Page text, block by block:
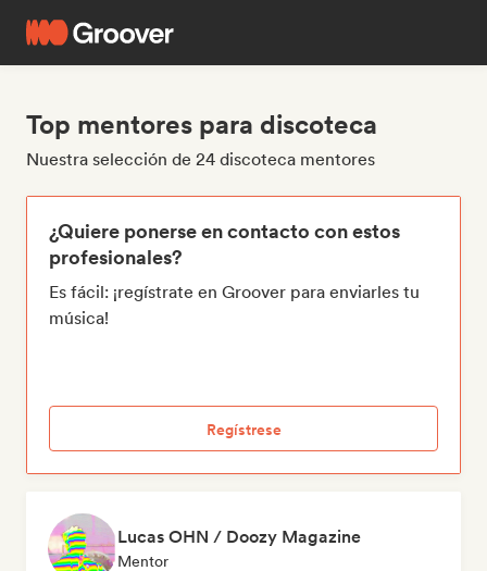
Top mentores para discoteca
Nuestra selección de 24 discoteca mentores
¿Quiere ponerse en contacto con estos
profesionales?
Es fácil: ¡regístrate en Groover para enviarles tu
música!
Regístrese
Lucas OHN / Doozy Magazine
Mentor